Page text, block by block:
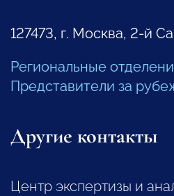
127473, г. Москва, 2-й
Региональные
Представители за
Другие контакты
Центр экспертизы и